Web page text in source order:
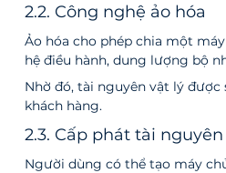
2.2. Công nghệ ảo hóa
Ảo hóa cho phép chia một
hệ điều hành, dung lượng bộ
Nhờ đó, tài nguyên vật lý
khách hàng.
2.3. Cấp phát tài
Người dùng có thể tạo máy